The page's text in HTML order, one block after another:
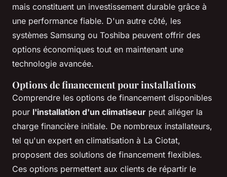
mais constituent un investissement durable grâce à
une performance fiable. D'un autre côté, les
systèmes Samsung ou Toshiba peuvent offrir des
options économiques tout en maintenant une
technologie avancée.
Options de financement pour installations
Comprendre les options de financement disponibles
pour l'installation d'un climatiseur peut alléger la
charge financière initiale. De nombreux installateurs,
tel qu'un expert en climatisation à La Ciotat,
proposent des solutions de financement flexibles.
Ces options permettent aux clients de répartir le